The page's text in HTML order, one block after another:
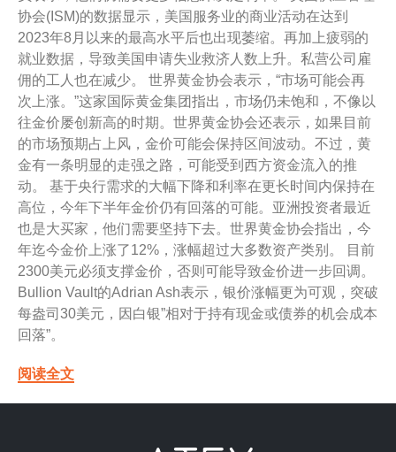
协会(ISM)的数据显示，美国服务业的商业活动在达到
2023年8月以来的最高水平后也出现萎缩。再加上疲弱的
就业数据，导致美国申请失业救济人数上升。私营公司雇
佣的工人也在减少。 世界黄金协会表示，“市场可能会再
次上涨。”这家国际黄金集团指出，市场仍未饱和，不像以
往金价屡创新高的时期。世界黄金协会还表示，如果目前
的市场预期占上风，金价可能会保持区间波动。不过，黄
金有一条明显的走强之路，可能受到西方资金流入的推
动。 基于央行需求的大幅下降和利率在更长时间内保持在
高位，今年下半年金价仍有回落的可能。亚洲投资者最近
也是大买家，他们需要坚持下去。世界黄金协会指出，今
年迄今金价上涨了12%，涨幅超过大多数资产类别。 目前
2300美元必须支撑金价，否则可能导致金价进一步回调。
Bullion Vault的Adrian Ash表示，银价涨幅更为可观，突破
每盎司30美元，因白银”相对于持有现金或债券的机会成本
回落”。
阅读全文